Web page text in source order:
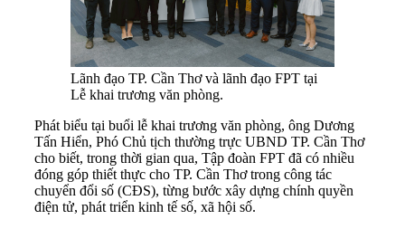
Lãnh đạo TP. Cần Thơ và lãnh đạo FPT tại
Lễ khai trương văn phòng.
Phát biểu tại buổi lễ khai trương văn phòng, ông Dương
Tấn Hiển, Phó Chủ tịch thường trực UBND TP. Cần Thơ
cho biết, trong thời gian qua, Tập đoàn FPT đã có nhiều
đóng góp thiết thực cho TP. Cần Thơ trong công tác
chuyển đổi số (CĐS), từng bước xây dựng chính quyền
điện tử, phát triển kinh tế số, xã hội số.